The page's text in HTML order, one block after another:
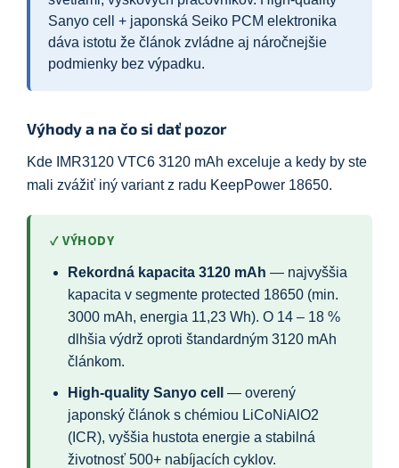
Sanyo cell + japonská Seiko PCM elektronika
dáva istotu že článok zvládne aj náročnejšie
podmienky bez výpadku.
Výhody a na čo si dať pozor
Kde IMR3120 VTC6 3120 mAh exceluje a kedy by ste
mali zvážiť iný variant z radu KeepPower 18650.
✓ VÝHODY
Rekordná kapacita 3120 mAh — najvyššia
kapacita v segmente protected 18650 (min.
3000 mAh, energia 11,23 Wh). O 14 – 18 %
dlhšia výdrž oproti štandardným 3120 mAh
článkom.
High-quality Sanyo cell
— overený
japonský článok s chémiou LiCoNiAlO2
(ICR), vyššia hustota energie a stabilná
životnosť 500+ nabíjacích cyklov.